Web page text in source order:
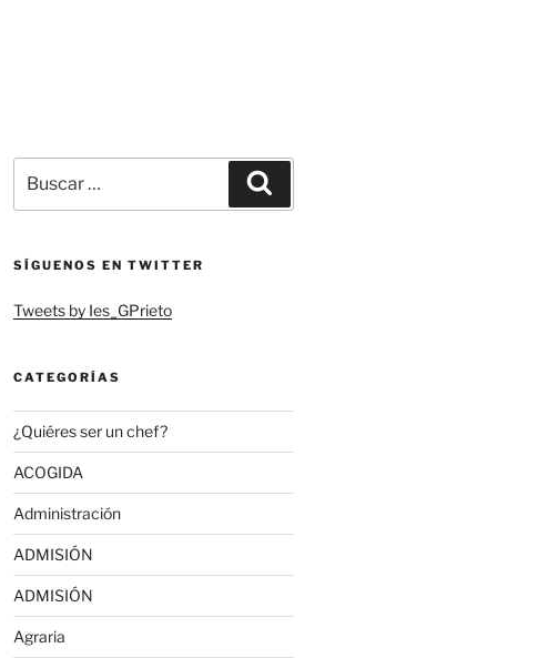
por:
SÍGUENOS EN TWITTER
Tweets by Ies_GPrieto
CATEGORÍAS
¿Quiéres ser un chef?
ACOGIDA
Administración
ADMISIÓN
ADMISIÓN
Agraria